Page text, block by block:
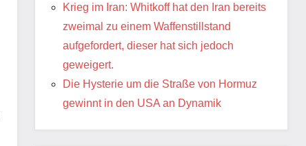
Krieg im Iran: Whitkoff hat den Iran bereits
zweimal zu einem Waffenstillstand
aufgefordert, dieser hat sich jedoch
geweigert.
Die Hysterie um die Straße von Hormuz
gewinnt in den USA an Dynamik